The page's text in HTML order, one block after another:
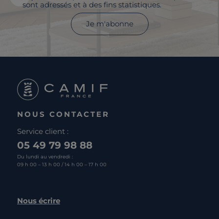
sont adressés et à des fins statistiques.
Je m'abonne
NOUS CONTACTER
Service client :
05 49 79 98 88
Du lundi au vendredi :
09 h 00 – 13 h 00 / 14 h 00 – 17 h 00
Nous écrire